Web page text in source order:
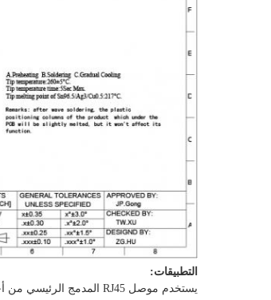
التطبيقات:
يستخدم موصل RJ45 المدمج الرئيسي من أجل: